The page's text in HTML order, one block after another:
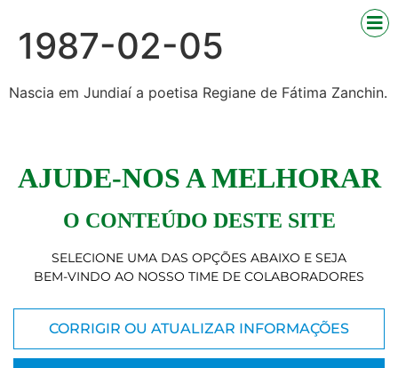
1987-02-05
Nascia em Jundiaí a poetisa Regiane de Fátima Zanchin.
AJUDE-NOS A MELHORAR
O CONTEÚDO DESTE SITE
SELECIONE UMA DAS OPÇÕES ABAIXO E SEJA
BEM-VINDO AO NOSSO TIME DE COLABORADORES
CORRIGIR OU ATUALIZAR INFORMAÇÕES